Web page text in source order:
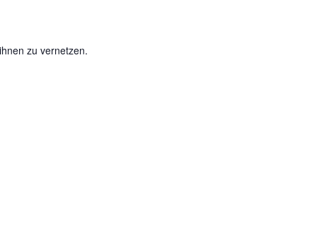
zu vernetzen.